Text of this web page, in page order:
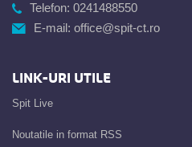
Telefon: 0241488550
E-mail: office@spit-ct.ro
LINK-URI UTILE
Spit Live
Noutatile in format RSS